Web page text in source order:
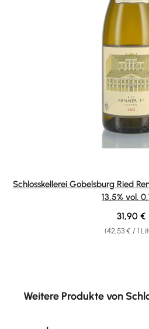
Schlosskellerei Gobelsburg Ried
13,5% vol.
(42,53 € / 1
31,90 €
Weitere Produkte von